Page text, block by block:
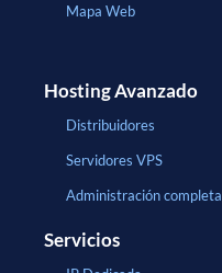
Mapa Web
Hosting Avanzado
Distribuidores
Servidores VPS
Administración completa
Servicios